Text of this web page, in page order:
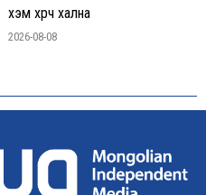
хэм хүрч хална
2026-08-08